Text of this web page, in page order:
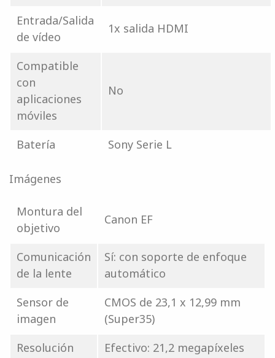
Entrada/Salida
de vídeo
1x salida HDMI
Compatible
con
aplicaciones
móviles
No
Batería Sony Serie L
Imágenes
Montura del
objetivo
Canon EF
Comunicación
de la lente
Sí: con soporte de enfoque
automático
Sensor de
imagen
CMOS de 23,1 x 12,99 mm
(Super35)
Resolución
Efectivo: 21,2 megapíxeles